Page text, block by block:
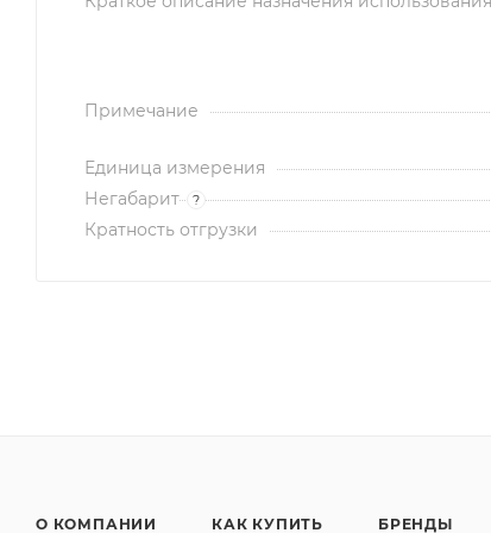
Примечание
Единица измерения
Негабарит
?
Кратность отгрузки
О КОМПАНИИ КАК КУПИТЬ БРЕНДЫ